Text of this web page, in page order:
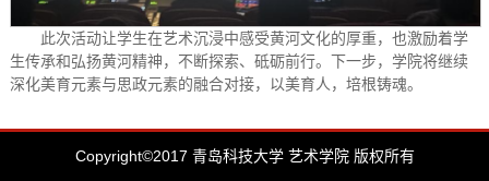
此次活动让学生在艺术沉浸中感受黄河文化的厚重，也激励着学
生传承和弘扬黄河精神，不断探索、砥砺前行。下一步，学院将继续
深化美育元素与思政元素的融合对接，以美育人，培根铸魂。
Copyright©2017 青岛科技大学 艺术学院 版权所有